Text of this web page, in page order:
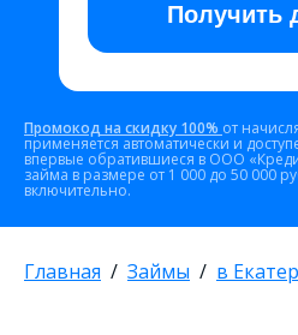
Получить
Промокод на скидку 100% от
применяется автоматически и
впервые обратившиеся в ООО
займа в размере от 1 000 до 50 000
включительно.
Главная Займы в